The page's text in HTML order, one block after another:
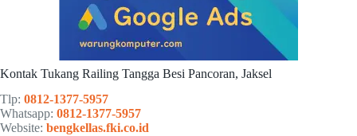
Kontak Tukang Railing Tangga Besi Pancoran, Jaksel
Tlp: 0812-1377-5957
Whatsapp: 0812-1377-5957
Website: bengkellas.fki.co.id